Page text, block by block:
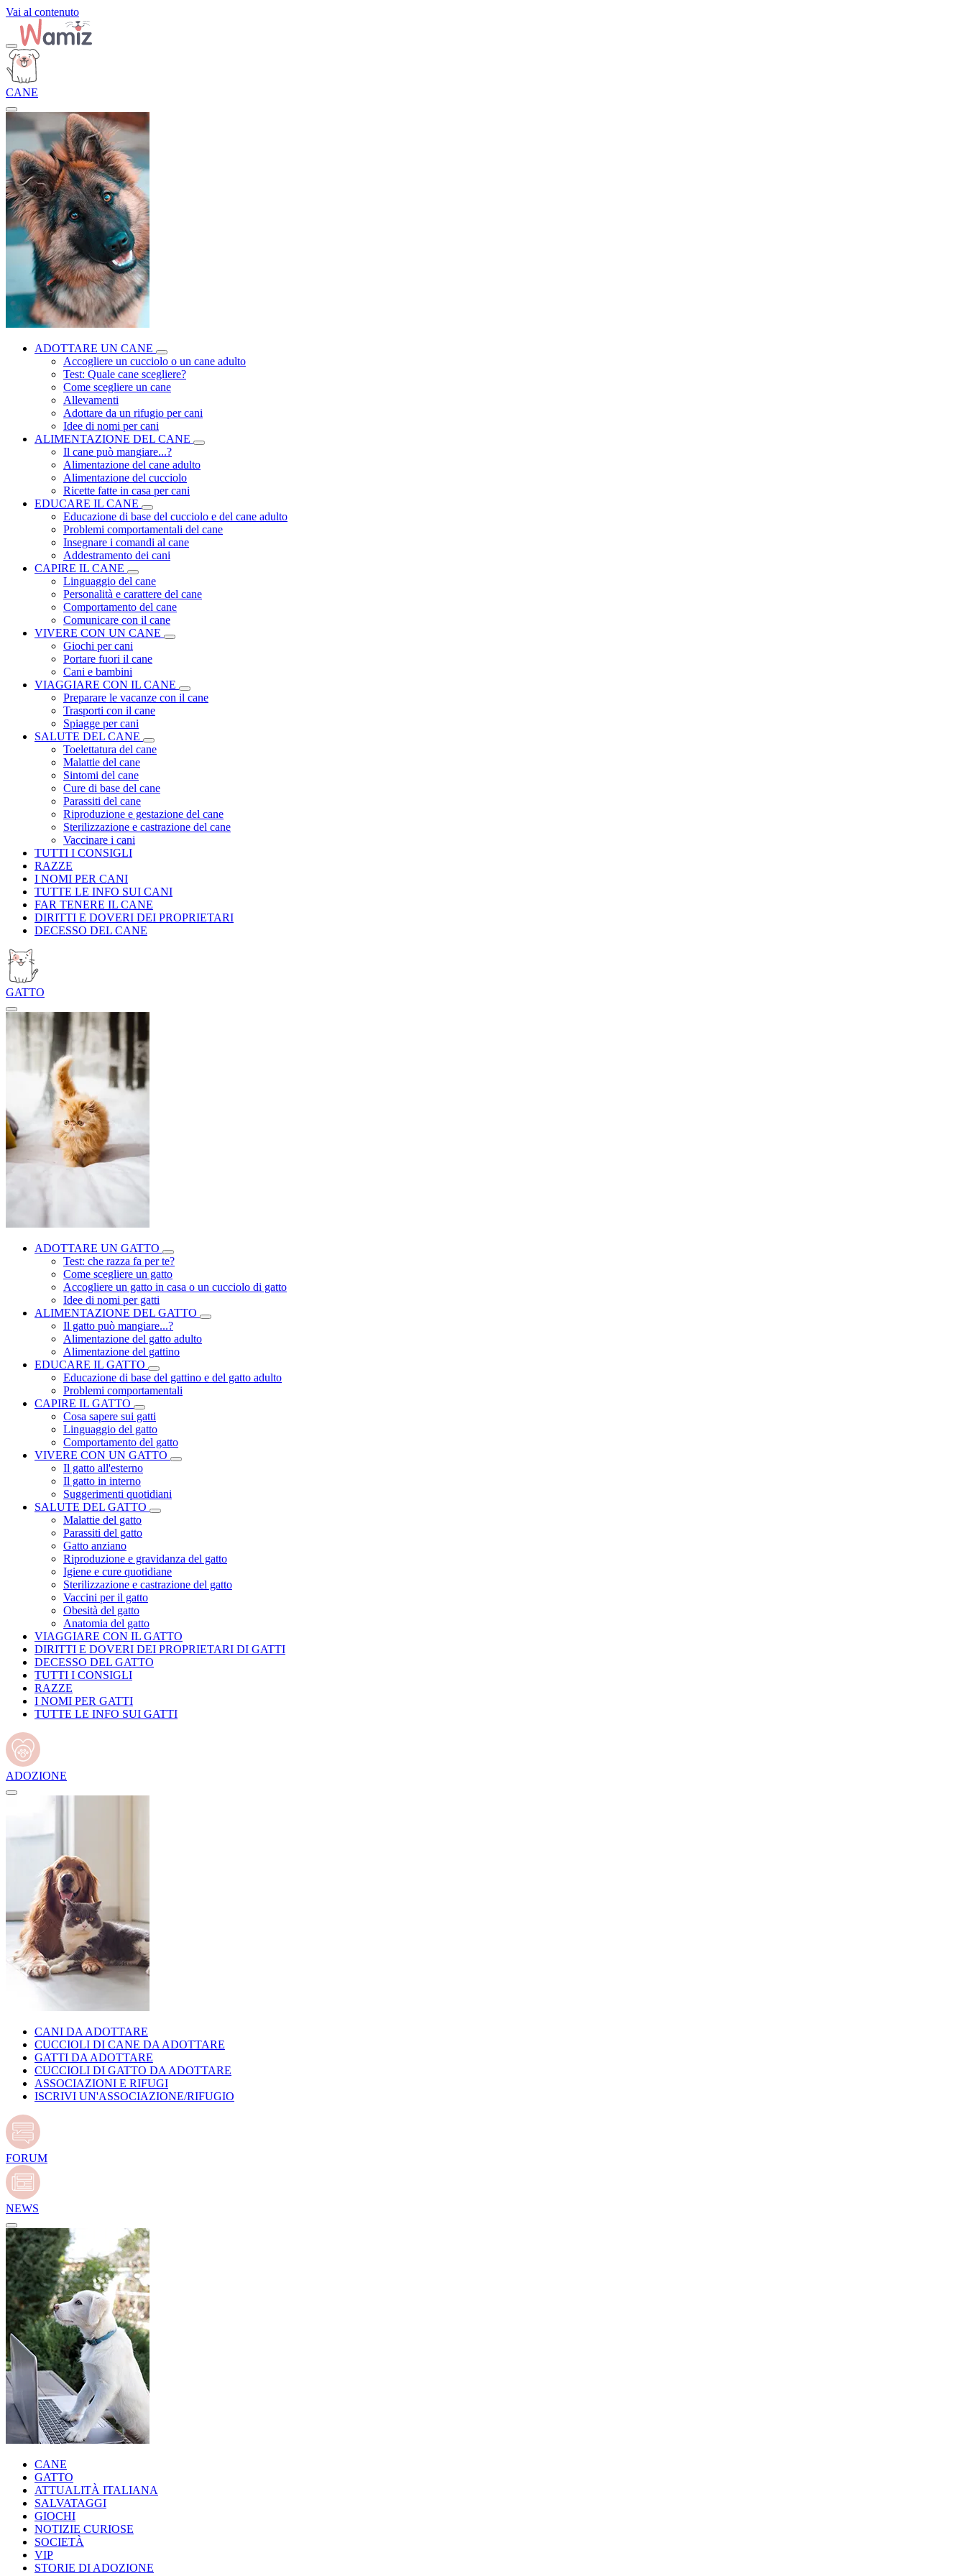
Vai al contenuto
CANE
ADOTTARE UN CANE
Accogliere un cucciolo o un cane adulto
Test: Quale cane scegliere?
Come scegliere un cane
Allevamenti
Adottare da un rifugio per cani
Idee di nomi per cani
ALIMENTAZIONE DEL CANE
Il cane può mangiare...?
Alimentazione del cane adulto
Alimentazione del cucciolo
Ricette fatte in casa per cani
EDUCARE IL CANE
Educazione di base del cucciolo e del cane adulto
Problemi comportamentali del cane
Insegnare i comandi al cane
Addestramento dei cani
CAPIRE IL CANE
Linguaggio del cane
Personalità e carattere del cane
Comportamento del cane
Comunicare con il cane
VIVERE CON UN CANE
Giochi per cani
Portare fuori il cane
Cani e bambini
VIAGGIARE CON IL CANE
Preparare le vacanze con il cane
Trasporti con il cane
Spiagge per cani
SALUTE DEL CANE
Toelettatura del cane
Malattie del cane
Sintomi del cane
Cure di base del cane
Parassiti del cane
Riproduzione e gestazione del cane
Sterilizzazione e castrazione del cane
Vaccinare i cani
TUTTI I CONSIGLI
RAZZE
I NOMI PER CANI
TUTTE LE INFO SUI CANI
FAR TENERE IL CANE
DIRITTI E DOVERI DEI PROPRIETARI
DECESSO DEL CANE
GATTO
ADOTTARE UN GATTO
Test: che razza fa per te?
Come scegliere un gatto
Accogliere un gatto in casa o un cucciolo di gatto
Idee di nomi per gatti
ALIMENTAZIONE DEL GATTO
Il gatto può mangiare...?
Alimentazione del gatto adulto
Alimentazione del gattino
EDUCARE IL GATTO
Educazione di base del gattino e del gatto adulto
Problemi comportamentali
CAPIRE IL GATTO
Cosa sapere sui gatti
Linguaggio del gatto
Comportamento del gatto
VIVERE CON UN GATTO
Il gatto all'esterno
Il gatto in interno
Suggerimenti quotidiani
SALUTE DEL GATTO
Malattie del gatto
Parassiti del gatto
Gatto anziano
Riproduzione e gravidanza del gatto
Igiene e cure quotidiane
Sterilizzazione e castrazione del gatto
Vaccini per il gatto
Obesità del gatto
Anatomia del gatto
VIAGGIARE CON IL GATTO
DIRITTI E DOVERI DEI PROPRIETARI DI GATTI
DECESSO DEL GATTO
TUTTI I CONSIGLI
RAZZE
I NOMI PER GATTI
TUTTE LE INFO SUI GATTI
ADOZIONE
CANI DA ADOTTARE
CUCCIOLI DI CANE DA ADOTTARE
GATTI DA ADOTTARE
CUCCIOLI DI GATTO DA ADOTTARE
ASSOCIAZIONI E RIFUGI
ISCRIVI UN'ASSOCIAZIONE/RIFUGIO
FORUM
NEWS
CANE
GATTO
ATTUALITÀ ITALIANA
SALVATAGGI
GIOCHI
NOTIZIE CURIOSE
SOCIETÀ
VIP
STORIE DI ADOZIONE